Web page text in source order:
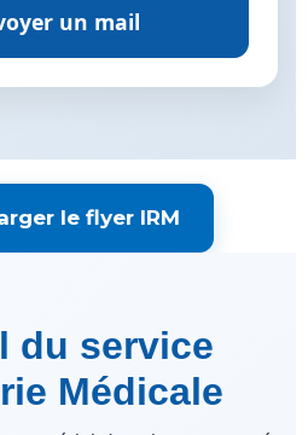
un mail
le flyer IRM
du service
Médicale